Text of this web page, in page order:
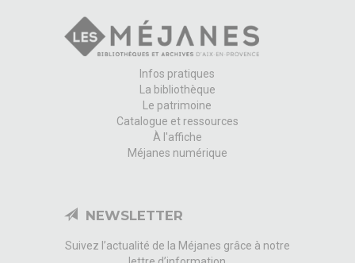
Infos pratiques
La bibliothèque
Le patrimoine
Catalogue et ressources
À l'affiche
Méjanes numérique
NEWSLETTER
Suivez l’actualité de la Méjanes grâce à notre